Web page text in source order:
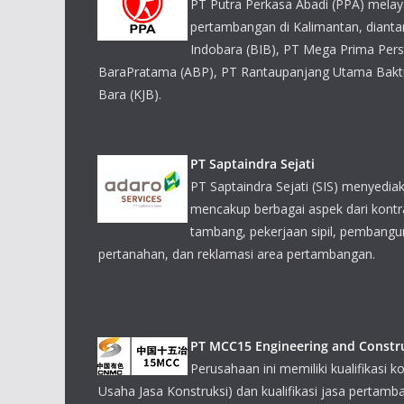
PT Saptaindra Sejati
PT Saptaindra Sejati (SIS)
mencakup berbagai aspek dari
tambang, pekerjaan sipil,
pertanahan, dan reklamasi area pertambangan.
PT MCC15 Engineering and
Perusahaan ini memiliki kualifikasi
Usaha Jasa Konstruksi) dan kualifikasi jasa
Pertambangan), serta bergerak di bidang teknik
PT Riung Mitra Lestari